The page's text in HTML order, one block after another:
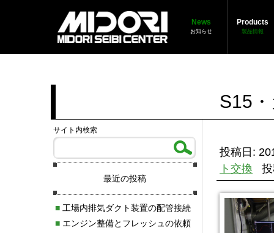
News
お知らせ
Products
製品情報
S15
投稿日:
ト交換
サイト内検索
最近の投稿
■工場内排気ダクト装置の配管接続
■エンジン整備とフレッシュの依頼